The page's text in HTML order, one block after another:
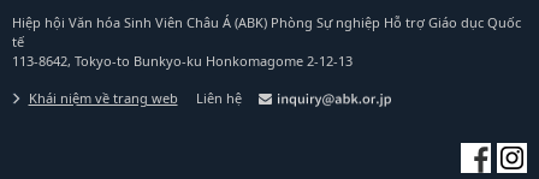
Hiệp hội Văn hóa Sinh Viên Châu Á (ABK) Phòng Sự nghiệp Hỗ trợ Giáo dục Quốc
tế
113-8642, Tokyo-to Bunkyo-ku Honkomagome 2-12-13
Khái niệm về trang web Liên hệ